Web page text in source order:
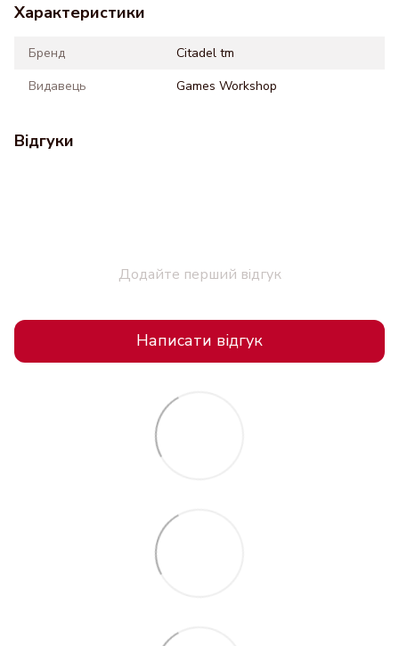
Характеристики
Бренд
Citadel tm
Видавець
Games Workshop
Відгуки
Додайте перший відгук
Написати відгук